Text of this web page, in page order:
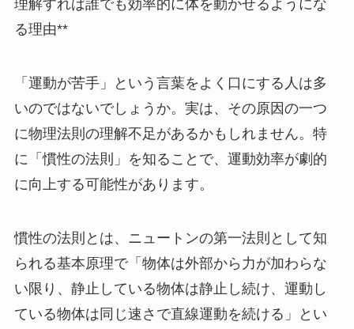
理解すれば誰でも効率的に体を動かせるようにな
る理由**
「運動が苦手」という言葉をよく口にする人は多
いのではないでしょうか。実は、その原因の一つ
に物理法則の理解不足があるかもしれません。特
に「慣性の法則」を知ることで、運動効率が劇的
に向上する可能性があります。
慣性の法則とは、ニュートンの第一法則として知
られる基本原理で「物体は外部から力が加わらな
い限り、静止している物体は静止し続け、運動し
ている物体は同じ速さで直線運動を続ける」とい